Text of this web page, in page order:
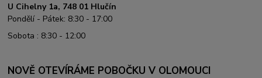
U Cihelny 1a, 748 01 Hlučín
Pondělí - Pátek: 8:30 - 17:00
Sobota : 8:30 - 12:00
NOVĚ OTEVÍRÁME POBOČKU V OLOMOUCI